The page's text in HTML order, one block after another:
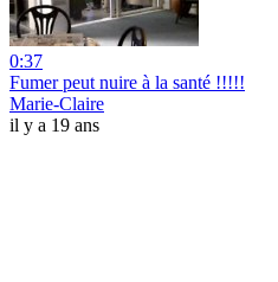
0:37
Fumer peut nuire à la santé !!!!!
Marie-Claire
il y a 19 ans